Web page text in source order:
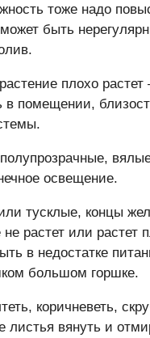
тоже надо
быть
плохо
в помещении,
освещение.
тусклые, концы
растет или растет
в недостатке
большом горшке.
коричневеть,
листья вянуть и